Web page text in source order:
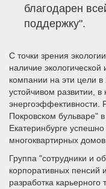
благодарен
поддержку".
С точки зрения
наличие
компании на эти цели
устойчивом развитии,
Покровском бульваре"
Екатеринбурге
многоквартирных
Группа "сотрудники и
корпоративных пенсий
разработка